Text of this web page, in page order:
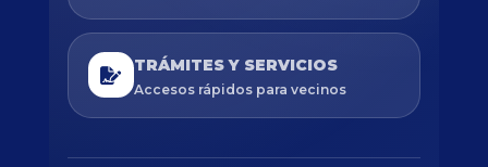
TRÁMITES Y SERVICIOS
Accesos rápidos para vecinos